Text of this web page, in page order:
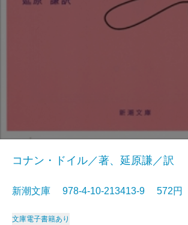
コナン・ドイル／著、延原謙／訳
新潮文庫 978-4-10-213413-9 572円
文庫電子書籍あり